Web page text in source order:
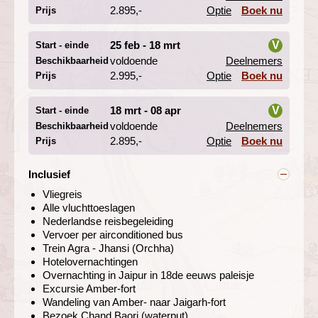
rijkelijk versierde vensters het meest karakteristieke
gebouw van Jaipur. Dit bouwwerk dient zeker op je lijst
van bezienswaardigheden te staan.
We maken een interessante excursie naar het 11 km
buiten de stad gelegen Amber-fort. Onder leiding van
een gids wandelen we naar het nabij gelegen Jaigarh-
De Chand Baori waterput lijkt een
kunstwerk van Escher
Dag 5 Jaipur - Chand Baori (waterput) - Fatehpur Sikri -
Agra
Dag 6 Agra, bezoek Taj Mahal
i
Prijs 2.895,- Optie Boek nu
Start - einde 25 feb - 18 mrt V
i
Beschikbaarheid voldoende Deelnemers
Prijs 2.995,- Optie Boek nu
Start - einde 18 mrt - 08 apr V
i
Beschikbaarheid voldoende Deelnemers
Prijs 2.895,- Optie Boek nu
Inclusief
Vliegreis
Alle vluchttoeslagen
Nederlandse reisbegeleiding
Vervoer per airconditioned bus
Trein Agra - Jhansi (Orchha)
Hotelovernachtingen
Overnachting in Jaipur in 18de eeuws paleisje
Excursie Amber-fort
Wandeling van Amber- naar Jaigarh-fort
Bezoek Chand Baori (waterput)